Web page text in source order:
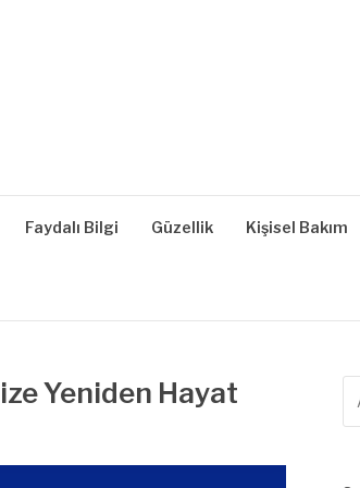
Faydalı Bilgi Güzellik Kişisel Bakım
Yeniden Hayat